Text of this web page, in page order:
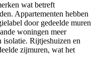
wat betreft
Appartementen hebben
door gedeelde muren
woningen meer
isolatie. Rijtjeshuizen en
zijmuren, wat het